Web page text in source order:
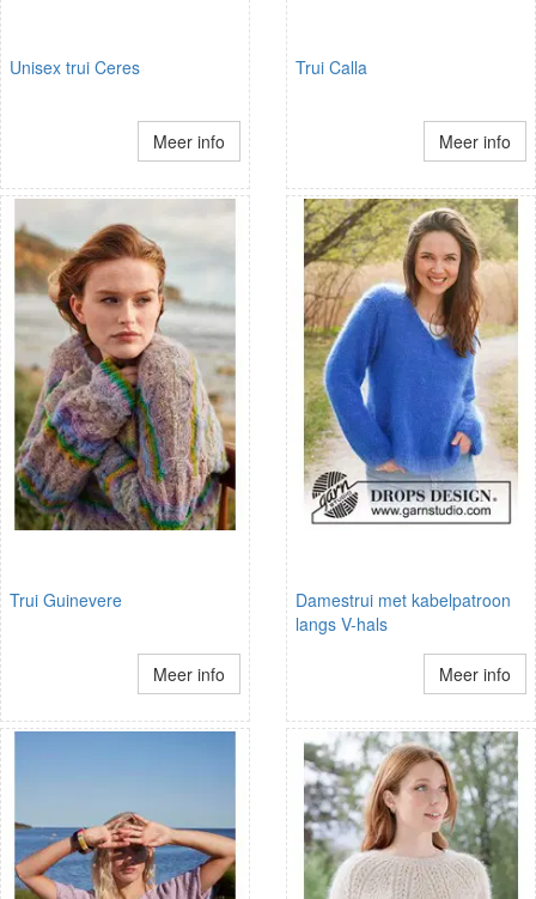
Unisex trui Ceres
Meer info
Trui Calla
Meer info
Trui Guinevere
Meer info
Damestrui met kabelpatroon
langs V-hals
Meer info